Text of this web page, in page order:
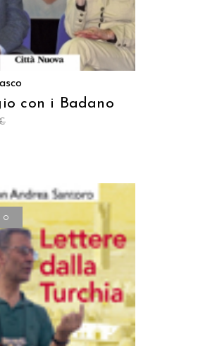
con i Badano
LEGGI TUTTO